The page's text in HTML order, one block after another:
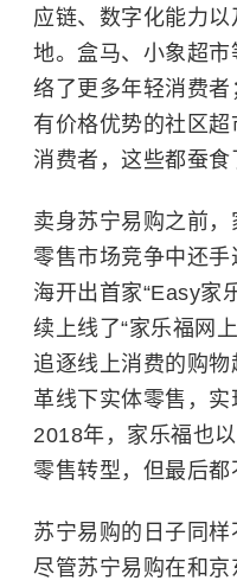
应链、数字化能力
地。盒马、小象超
络了更多年轻消费
有价格优势的社区
消费者，这些都蚕食
卖身苏宁易购之前
零售市场竞争中还
海开出首家“Easy家
续上线了“家乐福网
追逐线上消费的购
革线下实体零售，实
2018年，家乐福也
零售转型，但最后都
苏宁易购的日子同
尽管苏宁易购在和